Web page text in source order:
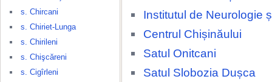
s. Chircani
s. Chiriet-Lunga
s. Chirileni
s. Chişcăreni
s. Cigîrleni
Institutul de Neurologie
Centrul Chișinăului
Satul Onitcani
Satul Slobozia Dușca